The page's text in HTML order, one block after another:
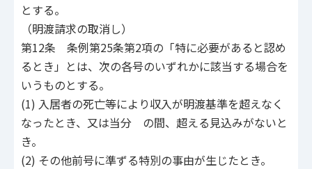
とする。
（明渡請求の取消し）
第12条 条例第25条第2項の「特に必要があると認め
るとき」とは、次の各号のいずれかに該当する場合を
いうものとする。
(1) 入居者の死亡等により収入が明渡基準を超えなく
なったとき、又は当分 の間、超える見込みがないと
き。
(2) その他前号に準ずる特別の事由が生じたとき。